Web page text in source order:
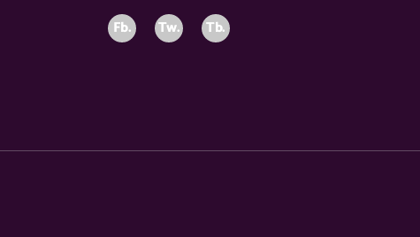
Fb. Tw. Tb.